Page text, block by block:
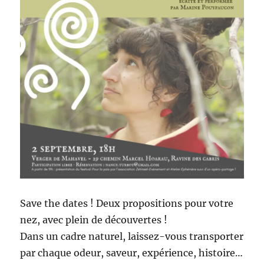
Save the dates ! Deux propositions pour votre
nez, avec plein de découvertes !
Dans un cadre naturel, laissez-vous transporter
par chaque odeur, saveur, expérience, histoire…